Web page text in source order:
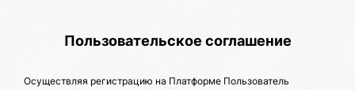
Пользовательское соглашение
Осуществляя регистрацию на Платформе Пользователь